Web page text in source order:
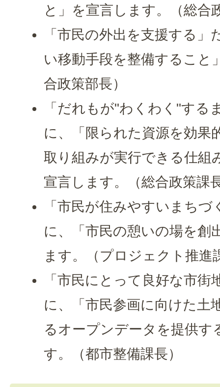
と」を宣言します。（総合
「市民の外出を支援する
い移動手段を整備すること
合政策部長）
「だれもが"わくわく"する
に、「限られた資源を効果
取り組みが実行できる仕組
宣言します。（総合政策課
「市民が住みやすいまち
に、「市民の憩いの場を創
ます。（プロジェクト推進
「市民にとって良好な市
に、「市民参画に向けた土
るオープンデータを提供す
す。（都市整備課長）